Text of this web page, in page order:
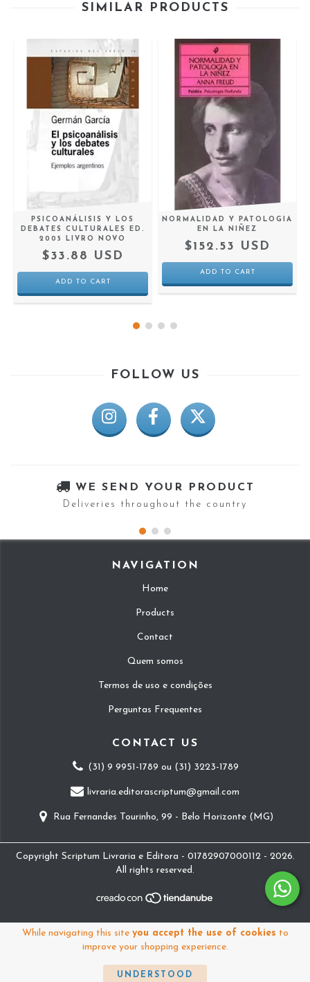
While navigating this site you accept the use of cookies to
improve your shopping experience.
UNDERSTOOD
SIMILAR PRODUCTS
PSICOANÁLISIS Y LOS
DEBATES CULTURALES ED.
2005 LIVRO NOVO
$33.88 USD
NORMALIDAD Y PATOLOGIA
EN LA NIÑEZ
$152.53 USD
FOLLOW US
WE SEND YOUR PRODUCT
Deliveries throughout the country
NAVIGATION
Home
Products
Contact
Quem somos
Termos de uso e condições
Perguntas Frequentes
CONTACT US
(31) 9 9951-1789 ou (31) 3223-1789
livraria.editorascriptum@gmail.com
Rua Fernandes Tourinho, 99 - Belo Horizonte (MG)
Copyright Scriptum Livraria e Editora - 01782907000112 - 2026.
All rights reserved.